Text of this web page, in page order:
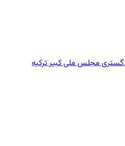
مجلس ملی کبیر ترکیه